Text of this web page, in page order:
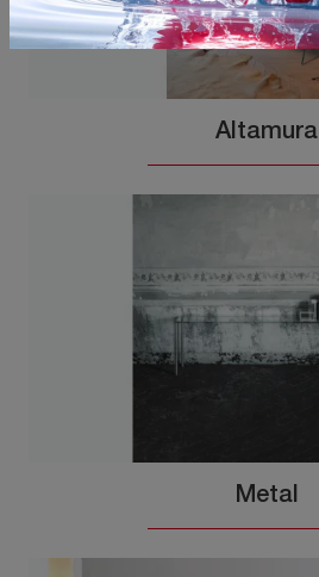
Altamura
Metal